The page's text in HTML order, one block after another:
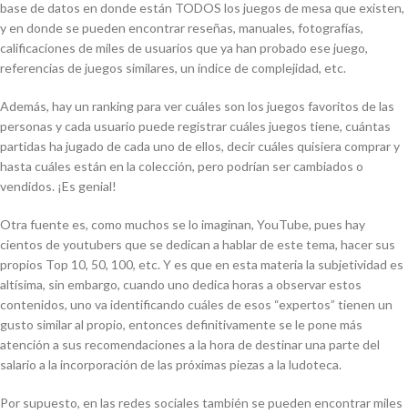
base de datos en donde están TODOS los juegos de mesa que existen,
y en donde se pueden encontrar reseñas, manuales, fotografías,
calificaciones de miles de usuarios que ya han probado ese juego,
referencias de juegos similares, un índice de complejidad, etc.
Además, hay un ranking para ver cuáles son los juegos favoritos de las
personas y cada usuario puede registrar cuáles juegos tiene, cuántas
partidas ha jugado de cada uno de ellos, decir cuáles quisiera comprar y
hasta cuáles están en la colección, pero podrían ser cambiados o
vendidos. ¡Es genial!
Otra fuente es, como muchos se lo imaginan, YouTube, pues hay
cientos deyoutubers que se dedican a hablar de este tema, hacer sus
propios Top 10, 50, 100, etc. Y es que en esta materia la subjetividad es
altísima, sin embargo, cuando uno dedica horas a observar estos
contenidos, uno va identificando cuáles de esos “expertos” tienen un
gusto similar al propio, entonces definitivamente se le pone más
atención a sus recomendaciones a la hora de destinar una parte del
salario a la incorporación de las próximas piezas a la ludoteca.
Por supuesto, en las redes sociales también se pueden encontrar miles